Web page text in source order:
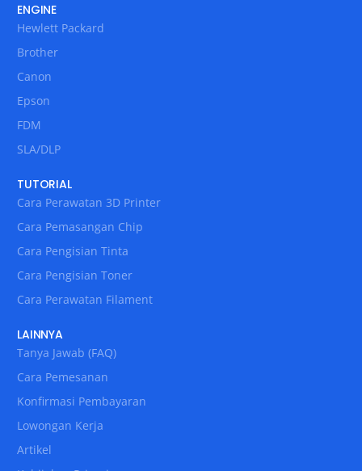
ENGINE
Hewlett Packard
Brother
Canon
Epson
FDM
SLA/DLP
TUTORIAL
Cara Perawatan 3D Printer
Cara Pemasangan Chip
Cara Pengisian Tinta
Cara Pengisian Toner
Cara Perawatan Filament
LAINNYA
Tanya Jawab (FAQ)
Cara Pemesanan
Konfirmasi Pembayaran
Lowongan Kerja
Artikel